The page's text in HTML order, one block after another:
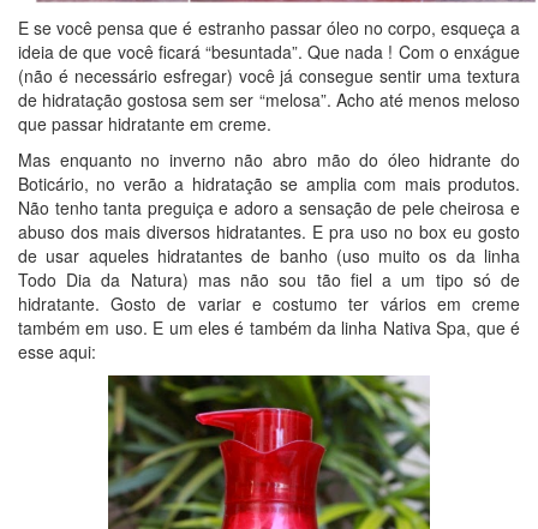
E se você pensa que é estranho passar óleo no corpo, esqueça a
ideia de que você ficará “besuntada”. Que nada ! Com o enxágue
(não é necessário esfregar) você já consegue sentir uma textura
de hidratação gostosa sem ser “melosa”. Acho até menos meloso
que passar hidratante em creme.
Mas enquanto no inverno não abro mão do óleo hidrante do
Boticário, no verão a hidratação se amplia com mais produtos.
Não tenho tanta preguiça e adoro a sensação de pele cheirosa e
abuso dos mais diversos hidratantes. E pra uso no box eu gosto
de usar aqueles hidratantes de banho (uso muito os da linha
Todo Dia da Natura) mas não sou tão fiel a um tipo só de
hidratante. Gosto de variar e costumo ter vários em creme
também em uso. E um eles é também da linha Nativa Spa, que é
esse aqui: